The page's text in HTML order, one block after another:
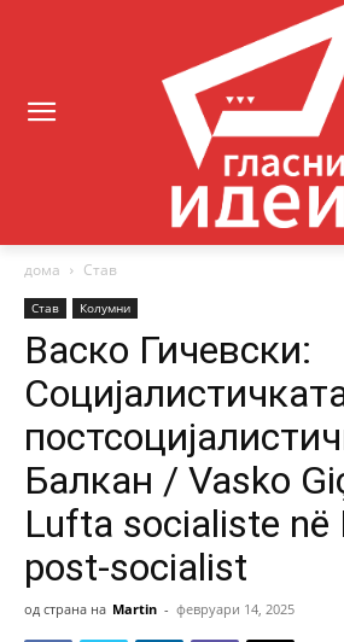
дома Став
Став Колумни
Васко Гичевски:
Балкан / Vasko
Lufta socialiste në
post-socialist
од страна на Martin - февруари 14, 2025